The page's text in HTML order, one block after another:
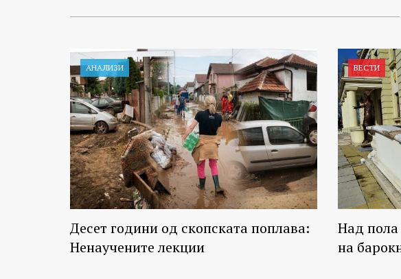
АНАЛИЗИ
Десет години од скопската поплава:
Ненаучените лекции
ВЕСТИ
Над пола
на